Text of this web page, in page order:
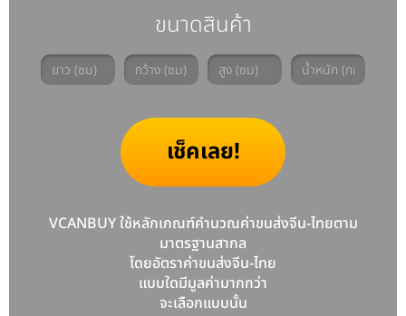
ขนาดสินค้า
เช็คเลย!
VCANBUY ใช้หลักเกณฑ์คำนวณค่าขนส่งจีน-ไทยตาม
มาตรฐานสากล
โดยอัตราค่าขนส่งจีน-ไทย
แบบใดมีมูลค่ามากกว่า
จะเลือกแบบนั้น